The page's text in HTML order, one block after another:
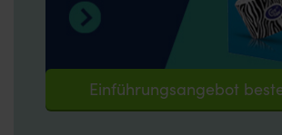
Einführungsangebot